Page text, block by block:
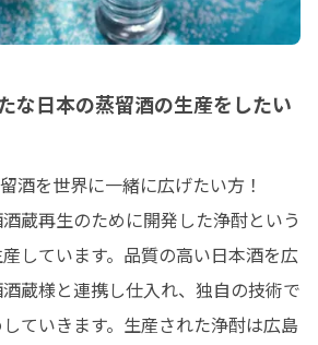
な日本の蒸留酒の生産をしたい
酒を世界に一緒に広げたい方！
蔵再生のために開発した浄酎という
しています。品質の高い日本酒を広
蔵様と連携し仕入れ、独自の技術で
ていきます。生産された浄酎は広島